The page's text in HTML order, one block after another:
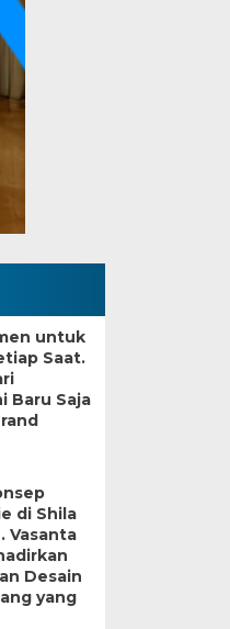
untuk
Saat.
Baru Saja
di Shila
Vasanta
Desain
yang